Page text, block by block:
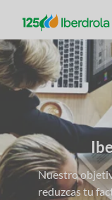
Nuestro
reduzcas tu